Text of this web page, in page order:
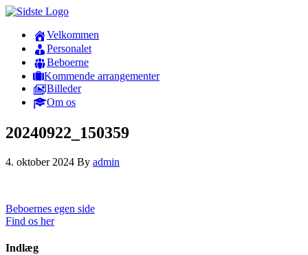
Velkommen
Personalet
Beboerne
Kommende arrangementer
Billeder
Om os
20240922_150359
4. oktober 2024 By admin
Beboernes egen side
Find os her
Indlæg